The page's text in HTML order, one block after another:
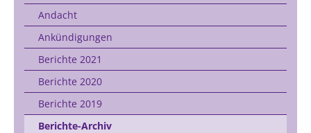
Andacht
Ankündigungen
Berichte 2021
Berichte 2020
Berichte 2019
Berichte-Archiv